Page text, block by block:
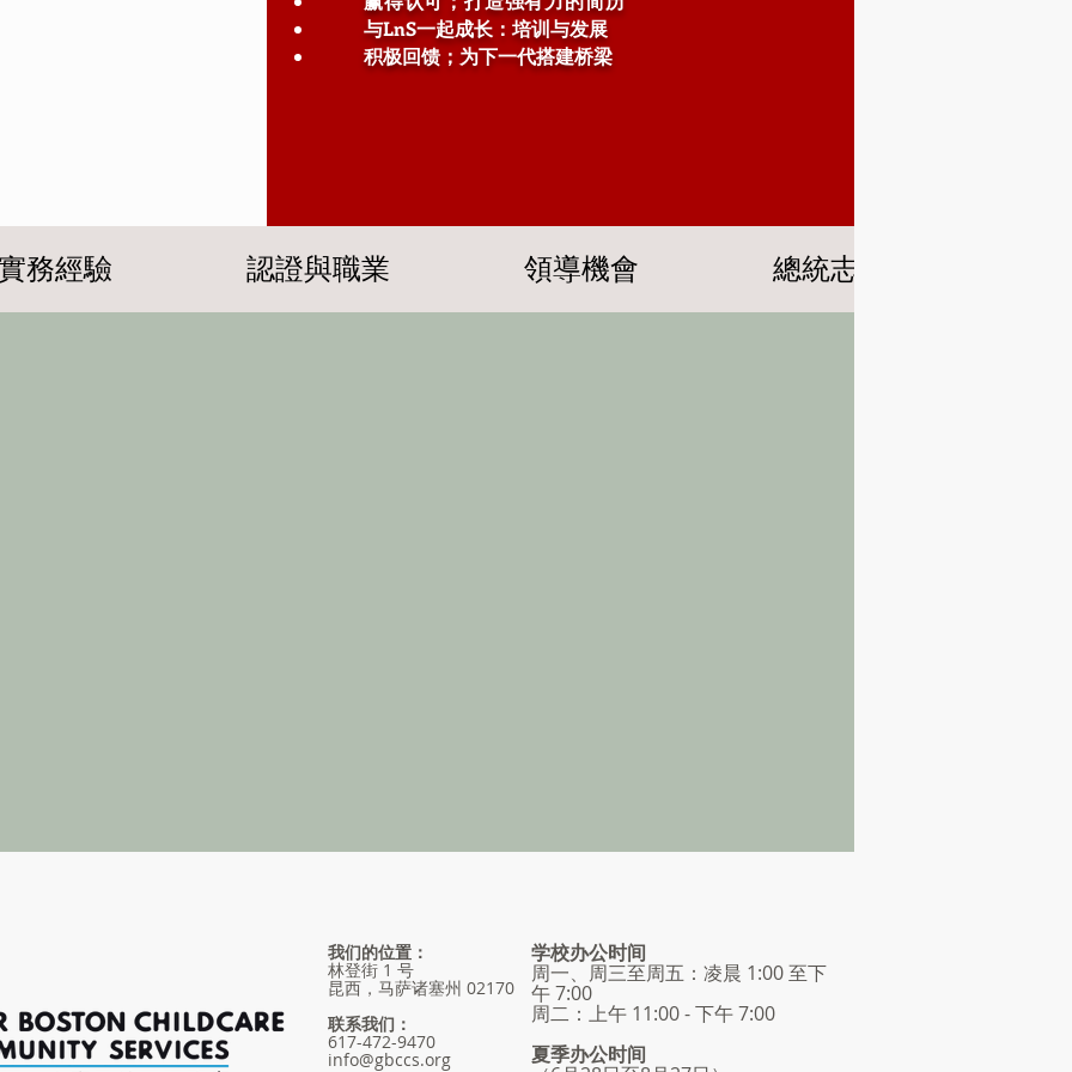
与LnS一起成长：培训与发展
积极回馈；为下一代搭建桥梁
務經驗 認證與職業 領導機會 總統志工服務獎
我们的位置：
林登街 1 号
昆西，马萨诸塞州 02170
联系我们：
617-472-9470
info@gbccs.org
学校办公时间
周一、周三至周五：凌晨 1:00 至下
午 7:00
周二：上午 11:00 - 下午 7:00
夏季办公时间